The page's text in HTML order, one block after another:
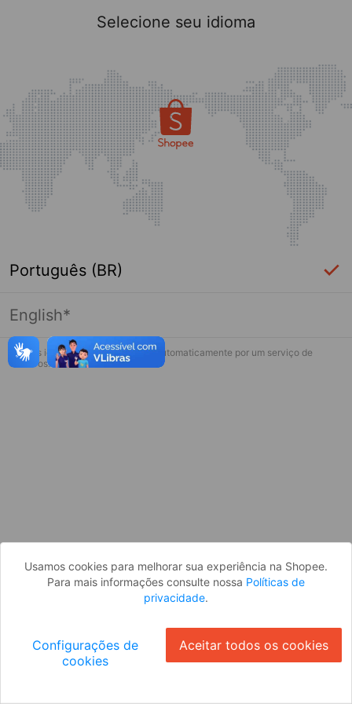
Página indisponível
Desculpe, algo deu errado. Faça login
Selecione seu idioma
Português (BR)
English*
* Esses idiomas serão traduzidos automaticamente por um serviço de
terceiros.
Usamos cookies para melhorar sua experiência na Shopee.
Para mais informações consulte nossa Políticas de
privacidade.
Configurações de
cookies
Aceitar todos os cookies